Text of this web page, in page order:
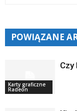
POWIĄZANE
Karty graficzne
Radeon
Czy